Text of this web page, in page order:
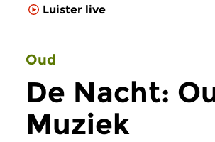
Luister live
Oud
De Nacht:
Muziek